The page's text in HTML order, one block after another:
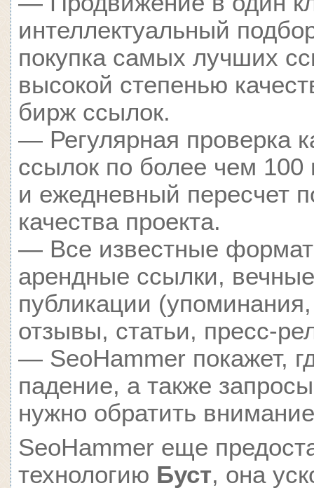
интеллектуальный
покупка самых лучших
высокой степенью
бирж ссылок.
— Регулярная проверка
ссылок по более чем 100
и ежедневный пересчет
качества проекта.
— Все известные
арендные ссылки,
публикации
отзывы, статьи, пресс-
— SeoHammer покажет,
падение, а также
нужно обратить
SeoHammer еще
технологию Буст, она